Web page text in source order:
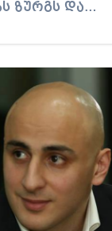
ზურგს და…